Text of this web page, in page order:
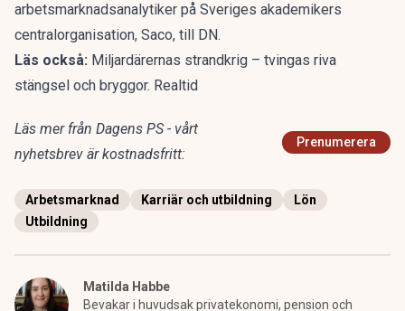
arbetsmarknadsanalytiker på Sveriges akademikers
centralorganisation, Saco, till DN.
Läs också: Miljardärernas strandkrig – tvingas riva
stängsel och bryggor. Realtid
Läs mer från Dagens PS - vårt
nyhetsbrev är kostnadsfritt:
Prenumerera
Arbetsmarknad Karriär och utbildning
Lön
Utbildning
Matilda Habbe
Bevakar i huvudsak privatekonomi, pension och